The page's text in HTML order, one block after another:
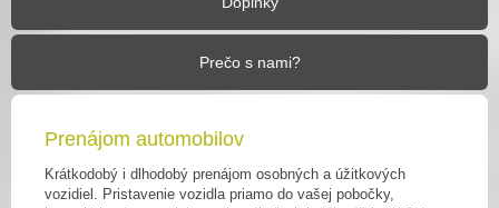
Prečo s nami?
Prenájom automobilov
Krátkodobý i dlhodobý prenájom osobných a úžitkových
vozidiel. Pristavenie vozidla priamo do vašej pobočky,